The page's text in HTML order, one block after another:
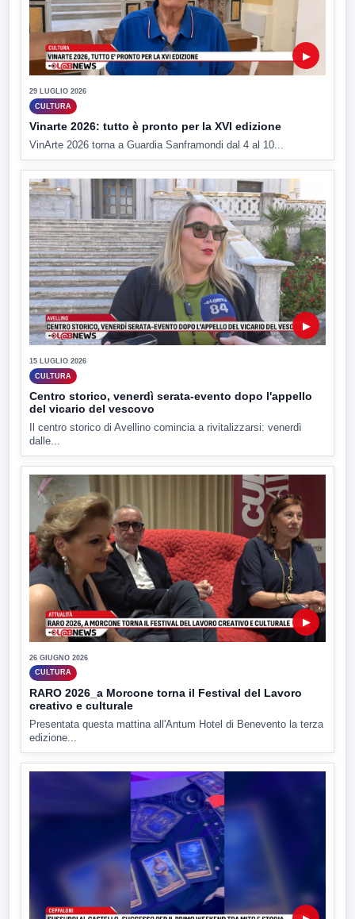
▶
29 LUGLIO 2026
CULTURA
Vinarte 2026: tutto è pronto per la XVI edizione
VinArte 2026 torna a Guardia Sanframondi dal 4 al 10...
▶
15 LUGLIO 2026
CULTURA
Centro storico, venerdì serata-evento dopo l'appello
del vicario del vescovo
Il centro storico di Avellino comincia a rivitalizzarsi: venerdì
dalle...
▶
26 GIUGNO 2026
CULTURA
RARO 2026_a Morcone torna il Festival del Lavoro
creativo e culturale
Presentata questa mattina all'Antum Hotel di Benevento la terza
edizione...